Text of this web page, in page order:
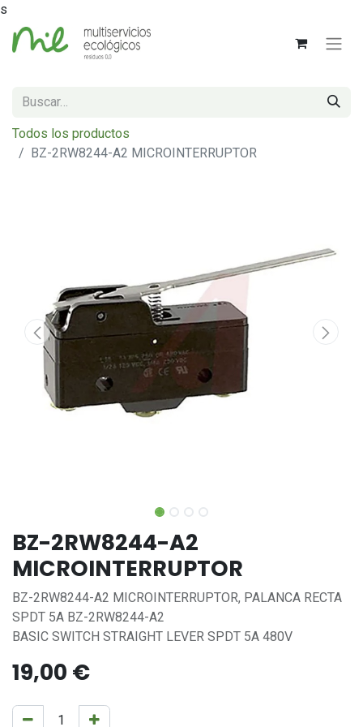
s
Todos los productos
BZ-2RW8244-A2 MICROINTERRUPTOR
BZ-2RW8244-A2
MICROINTERRUPTOR
BZ-2RW8244-A2 MICROINTERRUPTOR, PALANCA RECTA
SPDT 5A BZ-2RW8244-A2
BASIC SWITCH STRAIGHT LEVER SPDT 5A 480V
19,00 €